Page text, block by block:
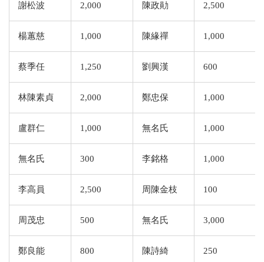
謝松波 2,000 陳政勛 2,500
楊蕙慈 1,000 陳緣禪 1,000
蔡季任 1,250 劉興漢 600
林陳素貞 2,000 鄭忠保 1,000
盧群仁 1,000 無名氏 1,000
無名氏 300 李銘格 1,000
李高員 2,500 周陳金枝 100
周茂忠 500 無名氏 3,000
鄭良能 800 陳詩綺 250